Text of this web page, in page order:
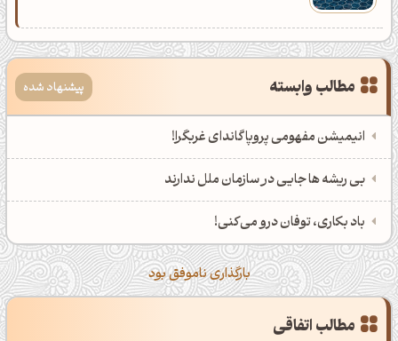
مطالب وابسته پیشنهاد شده
انیمیشن مفهومی پروپاگاندای غربگرا!
بی ریشه ها جایی در سازمان ملل ندارند
باد بکاری، توفان درو می‌کنی!
بارگذاری ناموفق بود
مطالب اتفاقی
عصرت بخیر❤️
کپل‌آرت رو دنبال کن!
کانال تلگرام
اینستاگرام
کانال ایــتا
کانال بلـــه